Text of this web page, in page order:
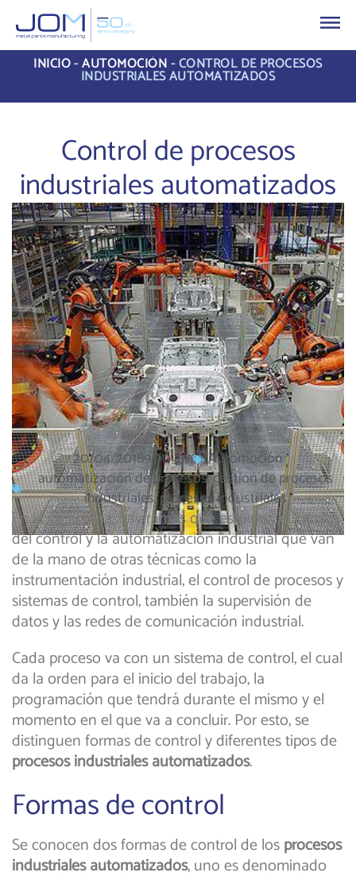
INICIO-AUTOMOCIÓN-CONTROL DE PROCESOS
INDUSTRIALES AUTOMATIZADOS
Control de procesos
industriales automatizados
20/04/20189:00 am
Automoción
automatización de procesos,gestion de procesos
industriales,procesos industriales
En la ingeniería, hay ramas que estudian el campo
del control y la automatización industrial que van
de la mano de otras técnicas como la
instrumentación industrial, el control de procesos y
sistemas de control, también la supervisión de
datos y las redes de comunicación industrial.
Cada proceso va con un sistema de control, el cual
da la orden para el inicio del trabajo, la
programación que tendrá durante el mismo y el
momento en el que va a concluir. Por esto, se
distinguen formas de control y diferentes tipos de
procesos industriales automatizados.
Formas de control
Se conocen dos formas de control de losprocesos
industriales automatizados, uno es denominado